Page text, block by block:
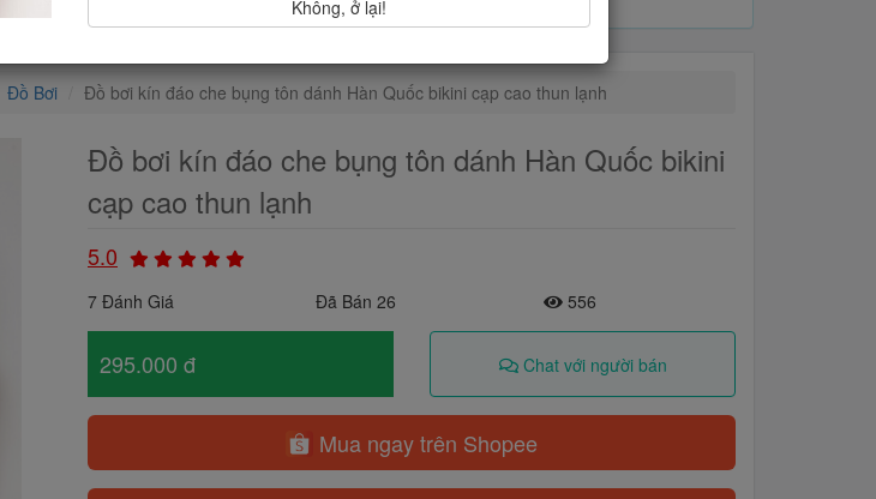
Đồ Bơi Đồ bơi kín đáo che bụng tôn dánh Hàn Quốc bikini cạp cao thun lạnh
Đồ bơi kín đáo che bụng tôn dánh Hàn Quốc bikini
cạp cao thun lạnh
5.0
7 Đánh Giá Đã Bán 26 556
295.000 đ Chat với người bán
Mua ngay trên Shopee
Không, ở lại!